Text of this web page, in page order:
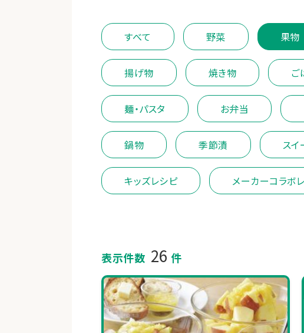
すべて 野菜 果物
揚げ物 焼き物 ご
麺・パスタ お弁当
鍋物 季節漬 スイ
キッズレシピ メーカーコラボ
表示件数 26 件